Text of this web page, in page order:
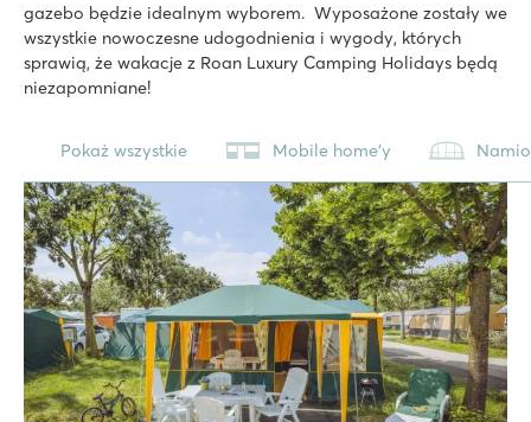
gazebo będzie idealnym wyborem. Wyposażone zostały we
wszystkie nowoczesne udogodnienia i wygody, których
sprawią, że wakacje z Roan Luxury Camping Holidays będą
niezapomniane!
Pokaż wszystkie Mobile home'y